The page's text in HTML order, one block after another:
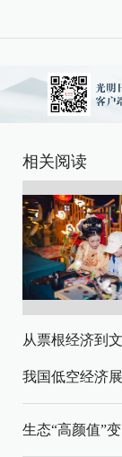
相关阅读
我国低空经济
生态“高颜值”